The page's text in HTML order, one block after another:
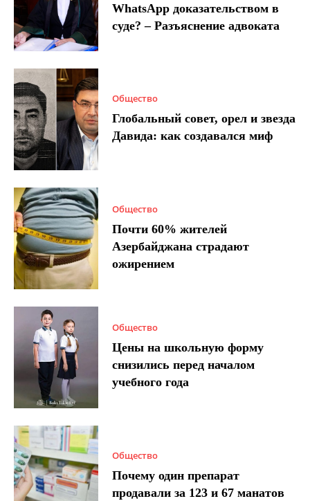
WhatsApp доказательством в
суде? – Разъяснение адвоката
Общество
Глобальный совет, орел и звезда
Давида: как создавался миф
Общество
Почти 60% жителей
Азербайджана страдают
ожирением
Общество
Цены на школьную форму
снизились перед началом
учебного года
Общество
Почему один препарат
продавали за 123 и 67 манатов